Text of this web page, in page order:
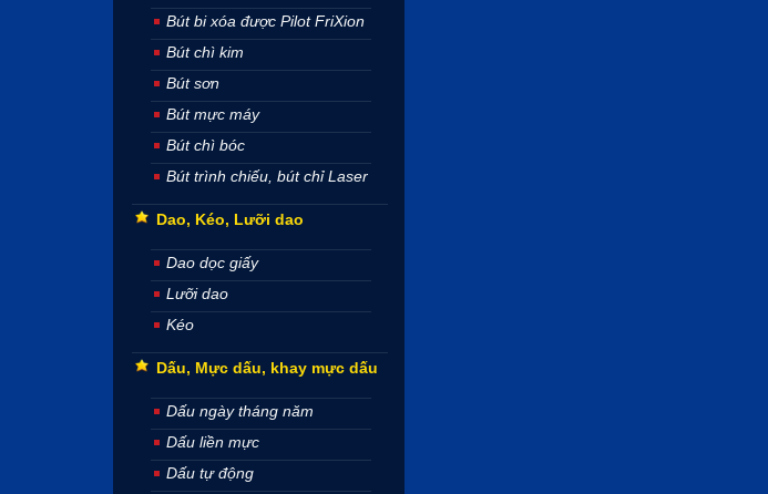
Bút bi xóa được Pilot FriXion
Bút chì kim
Bút sơn
Bút mực máy
Bút chì bóc
Bút trình chiếu, bút chỉ Laser
Dao, Kéo, Lưỡi dao
Dao dọc giấy
Lưỡi dao
Kéo
Dấu, Mực dấu, khay mực dấu
Dấu ngày tháng năm
Dấu liền mực
Dấu tự động